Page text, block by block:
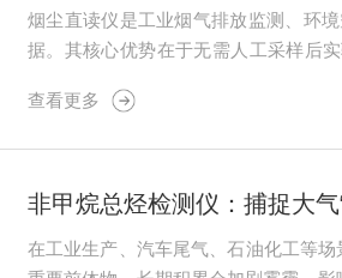
烟尘直读仪是工业烟气排放监测、环
据。其核心优势在于无需人工采样后
景，但其核心逻辑均为通过物理效应将
查看更多
非甲烷总烃检测仪：捕捉大
在工业生产、汽车尾气、石油化工等